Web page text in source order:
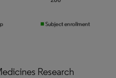
Research